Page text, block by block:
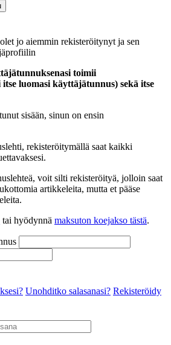
jo aiemmin rekisteröitynyt ja sen
toimii
itse luomasi käyttäjätunnus) sekä itse
sisään, sinun on ensin
rekisteröitymällä saat kaikki
voit silti rekisteröityä, jolloin saat
artikkeleita, mutta et pääse
tai hyödynnä maksuton koejakso tästä.
Unohditko salasanasi? Rekisteröidy